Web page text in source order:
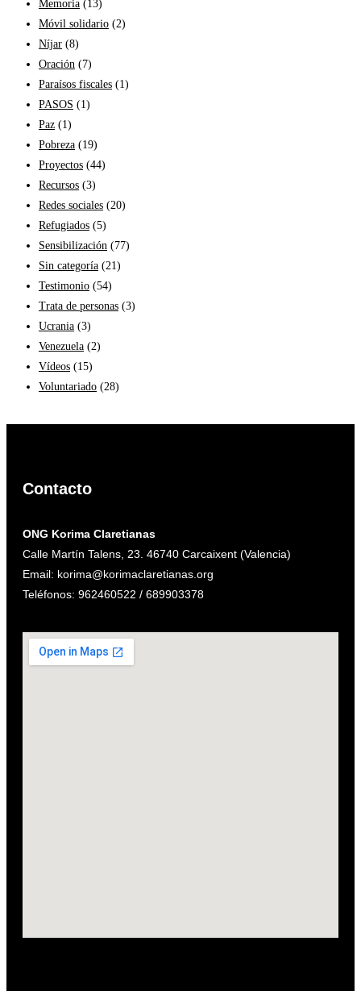
Memoria (13)
Móvil solidario (2)
Níjar (8)
Oración (7)
Paraísos fiscales (1)
PASOS (1)
Paz (1)
Pobreza (19)
Proyectos (44)
Recursos (3)
Redes sociales (20)
Refugiados (5)
Sensibilización (77)
Sin categoría (21)
Testimonio (54)
Trata de personas (3)
Ucrania (3)
Venezuela (2)
Vídeos (15)
Voluntariado (28)
Contacto
ONG Korima Claretianas
Calle Martín Talens, 23. 46740 Carcaixent (Valencia)
Email: korima@korimaclaretianas.org
Teléfonos: 962460522 / 689903378